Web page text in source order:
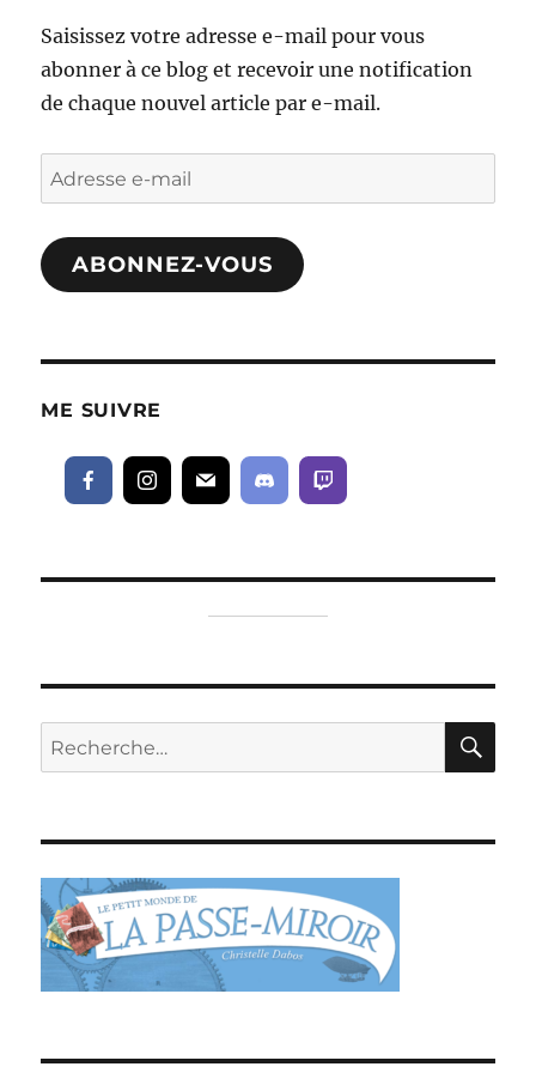
Saisissez votre adresse e-mail pour vous
abonner à ce blog et recevoir une notification
de chaque nouvel article par e-mail.
Adresse
e-
mail
ABONNEZ-VOUS
ME SUIVRE
Recherche
pour :